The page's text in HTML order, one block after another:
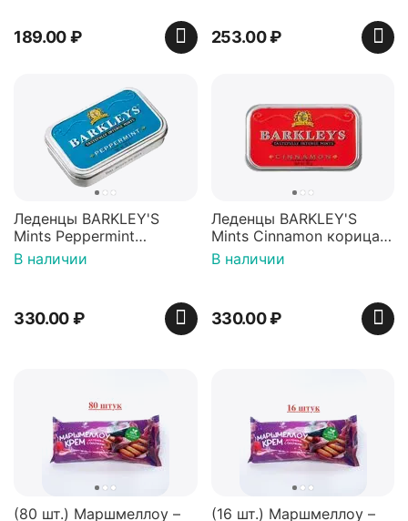
189.00₽ 253.00₽
Леденцы BARKLEY'S
Mints Peppermint
перечная мята 50г,
Нидерланды
В наличии
330.00₽
Леденцы BARKLEY'S
Mints Cinnamon корица
50г, Нидерланды
В наличии
330.00₽
(80 шт.) Маршмеллоу –
(16 шт.) Маршмеллоу –